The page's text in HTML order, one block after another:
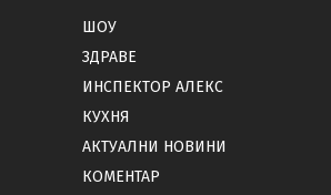
ШОУ
ЗДРАВЕ
ИНСПЕКТОР АЛЕКС
КУХНЯ
АКТУАЛНИ НОВИНИ
КОМЕНТАР